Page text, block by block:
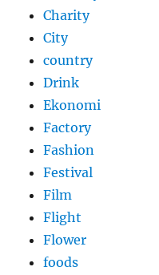
Charity
City
country
Drink
Ekonomi
Factory
Fashion
Festival
Film
Flight
Flower
foods